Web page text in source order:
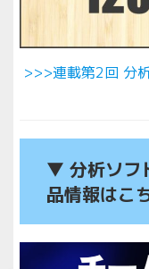
>>>連載第2回 分
▼ 分析ソフ
品情報はこ